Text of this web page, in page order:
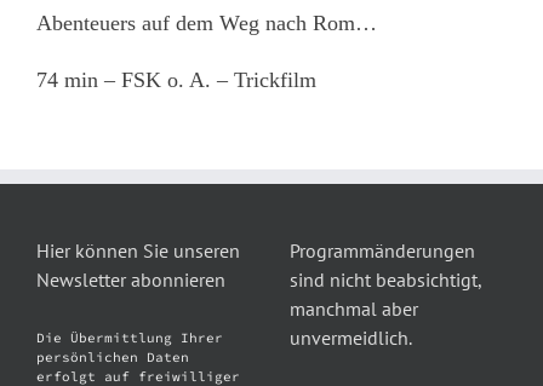
Abenteuers auf dem Weg nach Rom…
74 min – FSK o. A. – Trickfilm
Hier können Sie unseren
Newsletter abonnieren
Die Übermittlung Ihrer
persönlichen Daten
erfolgt auf freiwilliger
Programmänderungen
sind nicht beabsichtigt,
manchmal aber
unvermeidlich.